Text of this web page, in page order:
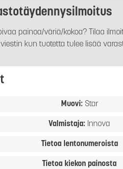
painoa/väriä/kokoa? Tilaa
kun tuotetta tulee lisää
Muovi: Star
Valmistaja: Innova
Tietoa lentonumeroista
Tietoa kiekon painosta